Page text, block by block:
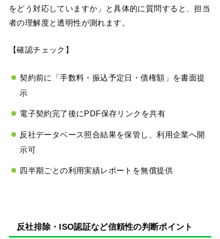
をどう対応していますか」と具体的に質問すると、担当
者の理解度と透明性が測れます。
【確認チェック】
契約前に「手数料・振込予定日・債権額」を書面提
示
電子契約完了後にPDF保存リンクを共有
反社データベース照合結果を保管し、利用企業へ開
示可
四半期ごとの利用実績レポートを無償提供
反社排除・ISO認証など信頼性の判断ポイント